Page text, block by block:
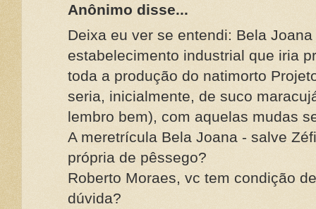
Anônimo disse...
Deixa eu ver se entendi: Bela
estabelecimento industrial que iria
toda a produção do natimorto
seria, inicialmente, de suco
lembro bem), com aquelas mudas
A meretrícula Bela Joana - salve
própria de pêssego?
Roberto Moraes, vc tem condição
dúvida?